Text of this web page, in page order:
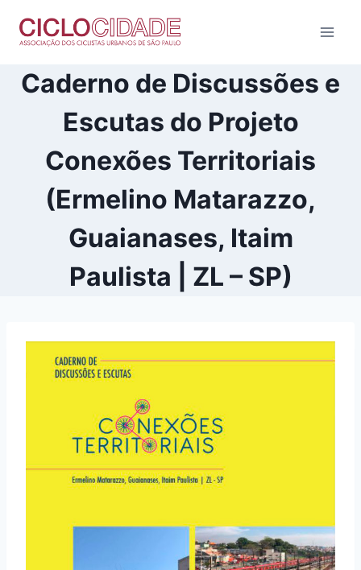
para
Conteúdo
Caderno de Discussões e
Escutas do Projeto
Conexões Territoriais
(Ermelino Matarazzo,
Guaianases, Itaim
Paulista | ZL – SP)